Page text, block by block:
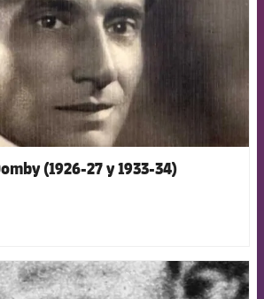
(1926-27 y 1933-34)
FCB Barcelona badge